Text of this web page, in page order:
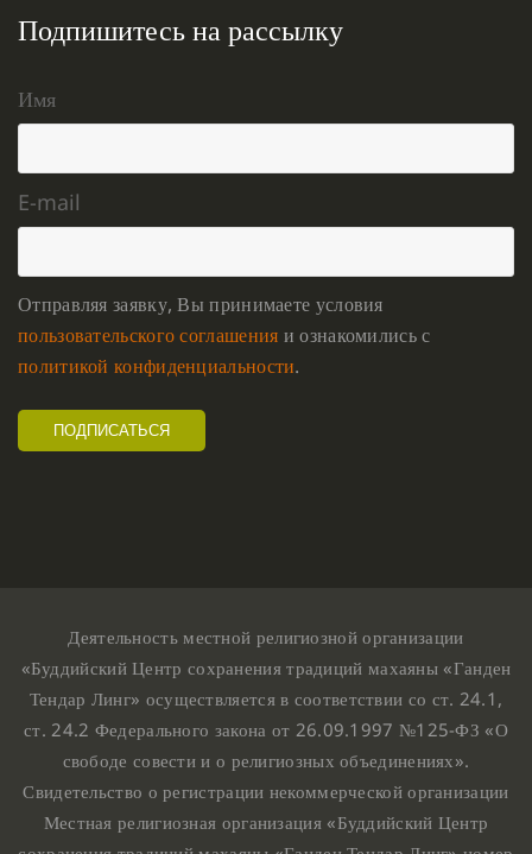
Подпишитесь на рассылку
Имя
E-mail
Отправляя заявку, Вы принимаете условия
пользовательского соглашения и ознакомились с
политикой конфиденциальности.
Деятельность местной религиозной организации
«Буддийский Центр сохранения традиций махаяны «Ганден
Тендар Линг» осуществляется в соответствии со ст. 24.1,
ст. 24.2 Федерального закона от 26.09.1997 №125-ФЗ «О
свободе совести и о религиозных объединениях».
Свидетельство о регистрации некоммерческой организации
Местная религиозная организация «Буддийский Центр